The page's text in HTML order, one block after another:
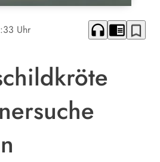
Uhr headphones chrome_reader_mode bookmark_border